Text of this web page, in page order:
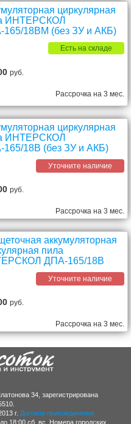
циркулярная
ИНТЕРСКОЛ
18ВМ (без ЗУ и АКБ)
Есть на складе
руб.
Рассрочка на 3 мес.
циркулярная
ИНТЕРСКОЛ
18В (без ЗУ и АКБ)
Уточните наличие
руб.
Рассрочка на 3 мес.
аккумуляторная
пила
ДПА-165/18В
Уточните наличие
руб.
Рассрочка на 3 мес.
34, зарегистрирована
г. Договор присоединения
18:00 сб, вс. Номера городских